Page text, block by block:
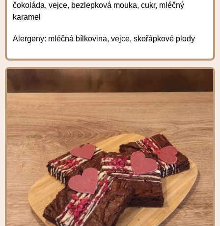
čokoláda, vejce, bezlepková mouka, cukr, mléčný
karamel
Alergeny: mléčná bílkovina, vejce, skořápkové plody